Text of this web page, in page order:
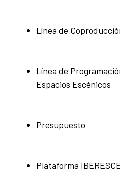
Línea de
Línea de
Espacios Escénicos
Presupuesto
Plataforma